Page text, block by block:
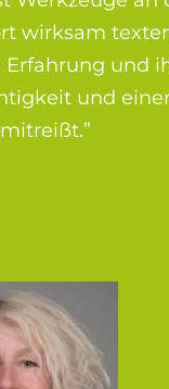
wirksam
und
und